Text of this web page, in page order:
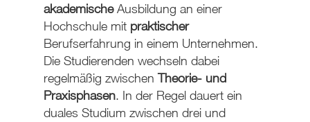
akademischeAusbildung an einer
Hochschule mit praktischer
Berufserfahrung in einem Unternehmen.
Die Studierenden wechseln dabei
regelmäßig zwischen Theorie- und
Praxisphasen. In der Regel dauert ein
duales Studium zwischen drei und